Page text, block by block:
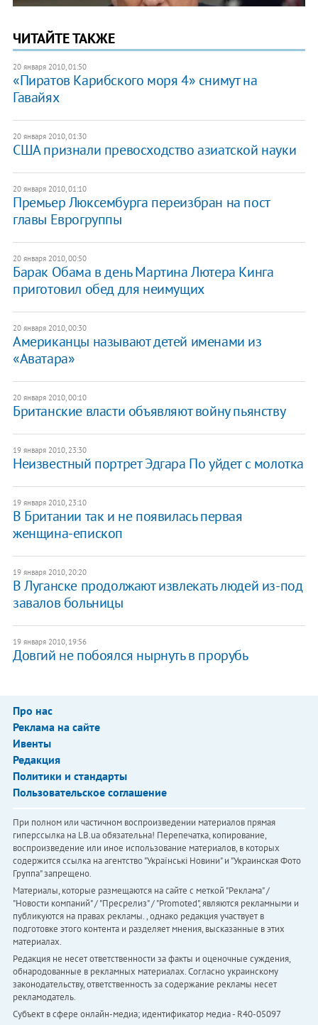
ЧИТАЙТЕ ТАКЖЕ
20 января 2010, 01:50
«Пиратов Карибского моря 4» снимут на
Гавайях
20 января 2010, 01:30
США признали превосходство азиатской науки
20 января 2010, 01:10
Премьер Люксембурга переизбран на пост
главы Еврогруппы
20 января 2010, 00:50
Барак Обама в день Мартина Лютера Кинга
приготовил обед для неимущих
20 января 2010, 00:30
Американцы называют детей именами из
«Аватара»
20 января 2010, 00:10
Британские власти объявляют войну пьянству
19 января 2010, 23:30
Неизвестный портрет Эдгара По уйдет с молотка
19 января 2010, 23:10
В Британии так и не появилась первая
женщина-епископ
19 января 2010, 20:20
В Луганске продолжают извлекать людей из-под
завалов больницы
19 января 2010, 19:56
Довгий не побоялся нырнуть в прорубь
Про нас
Реклама на сайте
Ивенты
Редакция
Политики и стандарты
Пользовательское соглашение
При полном или частичном воспроизведении материалов прямая
гиперссылка на LB.ua обязательна! Перепечатка, копирование,
воспроизведение или иное использование материалов, в которых
содержится ссылка на агентство "Українськi Новини" и "Украинская Фото
Группа" запрещено.
Материалы, которые размещаются на сайте с меткой "Реклама" /
"Новости компаний" / "Пресрелиз" / "Promoted", являются рекламными и
публикуются на правах рекламы. , однако редакция участвует в
подготовке этого контента и разделяет мнения, высказанные в этих
материалах.
Редакция не несет ответственности за факты и оценочные суждения,
обнародованные в рекламных материалах. Согласно украинскому
законодательству, ответственность за содержание рекламы несет
рекламодатель.
Субъект в сфере онлайн-медиа; идентификатор медиа - R40-05097